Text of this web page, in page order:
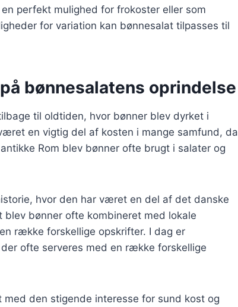
perfekt mulighed for frokoster eller som
for variation kan bønnesalat tilpasses til
bønnesalatens oprindelse
til oldtiden, hvor bønner blev dyrket i
en vigtig del af kosten i mange samfund, da
Rom blev bønner ofte brugt i salater og
hvor den har været en del af det danske
blev bønner ofte kombineret med lokale
række forskellige opskrifter. I dag er
ofte serveres med en række forskellige
den stigende interesse for sund kost og